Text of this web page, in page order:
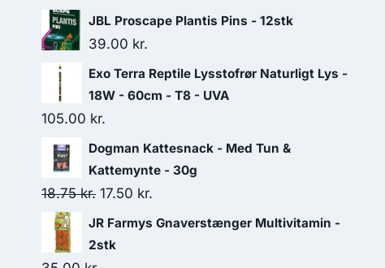
JBL Proscape Plantis Pins - 12stk
39.00 kr.
Exo Terra Reptile Lysstofrør Naturligt Lys -
18W - 60cm - T8 - UVA
105.00 kr.
Dogman Kattesnack - Med Tun &
Kattemynte - 30g
18.75kr. Den
oprindelige
pris
17.50 kr.
aktuelle
JR Farmys Gnaverstænger Multivitamin -
2stk